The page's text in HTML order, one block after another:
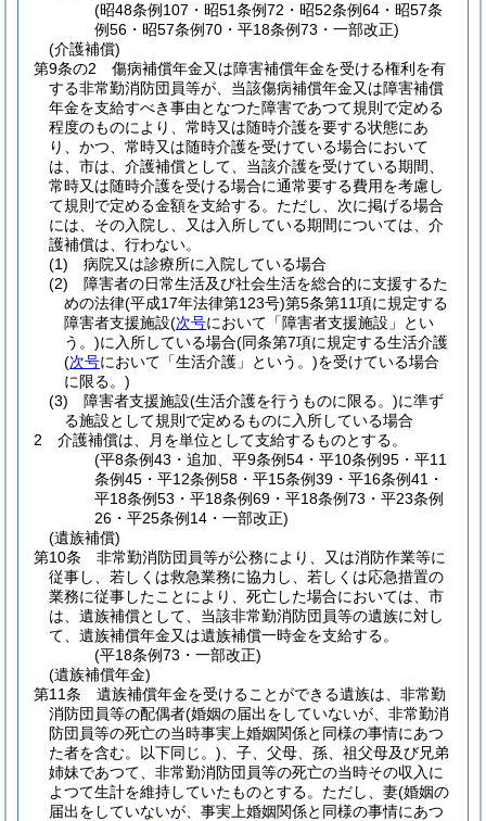
(昭48条例107・昭51条例72・昭52条例64・昭57条
例56・昭57条例70・平18条例73・一部改正)
(介護補償)
第9条の2
傷病補償年金又は障害補償年金を受ける権利を有
する非常勤消防団員等が、当該傷病補償年金又は障害補償
年金を支給すべき事由となつた障害であつて規則で定める
程度のものにより、常時又は随時介護を要する状態にあ
り、かつ、常時又は随時介護を受けている場合において
は、市は、介護補償として、当該介護を受けている期間、
常時又は随時介護を受ける場合に通常要する費用を考慮し
て規則で定める金額を支給する。 ただし、次に掲げる場合
には、その入院し、又は入所している期間については、介
護補償は、行わない。
(1)
病院又は診療所に入院している場合
(2)
障害者の日常生活及び社会生活を総合的に支援するた
めの法律(平成17年法律第123号)第5条第11項に規定する
障害者支援施設(次号において「障害者支援施設」とい
う。)に入所している場合(同条第7項に規定する生活介護
(次号において「生活介護」という。)を受けている場合
に限る。)
(3)
障害者支援施設(生活介護を行うものに限る。)に準ず
る施設として規則で定めるものに入所している場合
2
介護補償は、月を単位として支給するものとする。
(平8条例43・追加、平9条例54・平10条例95・平11
条例45・平12条例58・平15条例39・平16条例41・
平18条例53・平18条例69・平18条例73・平23条例
26・平25条例14・一部改正)
(遺族補償)
第10条
非常勤消防団員等が公務により、又は消防作業等に
従事し、若しくは救急業務に協力し、若しくは応急措置の
業務に従事したことにより、死亡した場合においては、市
は、遺族補償として、当該非常勤消防団員等の遺族に対し
て、遺族補償年金又は遺族補償一時金を支給する。
(平18条例73・一部改正)
(遺族補償年金)
第11条
遺族補償年金を受けることができる遺族は、非常勤
消防団員等の配偶者(婚姻の届出をしていないが、非常勤消
防団員等の死亡の当時事実上婚姻関係と同様の事情にあつ
た者を含む。以下同じ。) 、子、父母、孫、祖父母及び兄弟
姉妹であつて、非常勤消防団員等の死亡の当時その収入に
よつて生計を維持していたものとする。 ただし、妻(婚姻の
届出をしていないが、事実上婚姻関係と同様の事情にあつ